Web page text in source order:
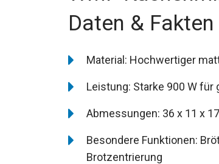
Daten & Fakten
Material: Hochwertiger
Leistung: Starke 900 W für
Abmessungen: 36 x 11 x
Besondere Funktionen:
Brotzentrierung